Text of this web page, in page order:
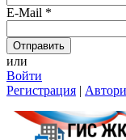
E-Mail *
или
Войти
Регистрация |